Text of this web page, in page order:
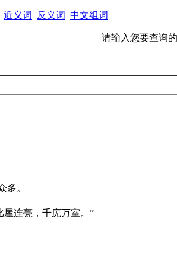
近义词 反义词 中文组词
请输入您要查询的
多。
屋连甍，千庑万室。”